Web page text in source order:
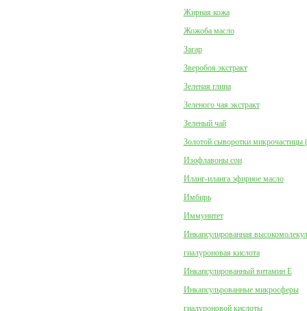
Жирная кожа
Жожоба масло
Загар
Зверобоя экстракт
Зеленая глина
Зеленого чая экстракт
Зеленый чай
Золотой сыворотки микрочастицы
Изофлавоны сои
Иланг-иланга эфирное масло
Имбирь
Иммунитет
Инкапсулированная
гиалуроновая кислота
Инкапсулированный витамин Е
Инкапсульрованные микросферы
гиалуроновой кислоты